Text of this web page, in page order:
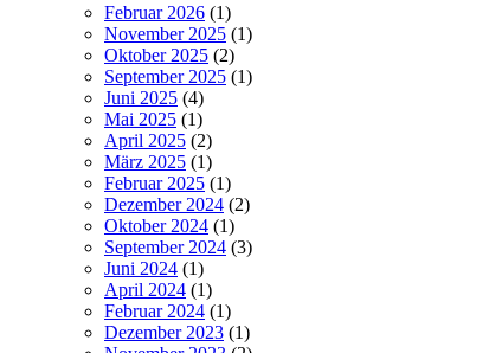
Februar 2026 (1)
November 2025 (1)
Oktober 2025 (2)
September 2025 (1)
Juni 2025 (4)
Mai 2025 (1)
April 2025 (2)
März 2025 (1)
Februar 2025 (1)
Dezember 2024 (2)
Oktober 2024 (1)
September 2024 (3)
Juni 2024 (1)
April 2024 (1)
Februar 2024 (1)
Dezember 2023 (1)